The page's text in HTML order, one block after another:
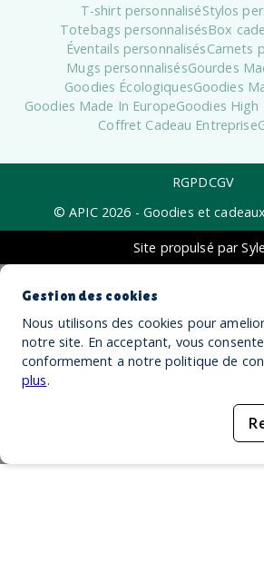
T-shirt personnaliséStylos
Totebags personnalisésBox
Éventails personnalisésCarnets
Mugs personnalisésGourdes
Goodies ÉcologiquesGoodies
Goodies Made In EuropeGoodies High
Coffret Cadeau Entreprise
RGPDCGV
© APIC 2026 - Goodies et
Site propulsé par
Gestion des cookies
Nous utilisons des cookies pour
notre site. En acceptant, vous
conformement a notre politique de
plus.